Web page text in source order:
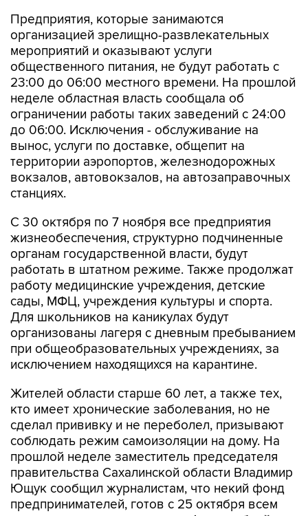
мероприятий и оказывают услуги
общественного питания, не будут работать с
23:00 до 06:00 местного времени. На прошлой
неделе областная власть сообщала об
ограничении работы таких заведений с 24:00
до 06:00. Исключения - обслуживание на
вынос, услуги по доставке, общепит на
территории аэропортов, железнодорожных
вокзалов, автовокзалов, на автозаправочных
станциях.
С 30 октября по 7 ноября все предприятия
органам государственной власти, будут
работать в штатном режиме. Также продолжат
работу медицинские учреждения, детские
сады, МФЦ, учреждения культуры и спорта.
Для школьников на каникулах будут
организованы лагеря с дневным пребыванием
при общеобразовательных учреждениях, за
исключением находящихся на карантине.
Жителей области старше 60 лет, а также тех,
сделал прививку и не переболел, призывают
соблюдать режим самоизоляции на дому. На
прошлой неделе заместитель председателя
правительства Сахалинской области Владимир
Ющук сообщил журналистам, что некий фонд
предпринимателей, готов с 25 октября всем
пенсионерам выплачивать по 1 тыс. рублей
после прививки.